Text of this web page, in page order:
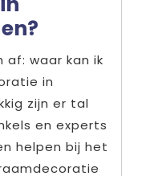
af: waar kan ik
in
zijn er tal
en experts
helpen bij het